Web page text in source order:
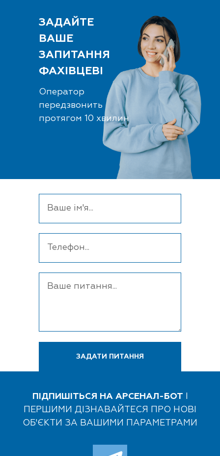
ЗАДАЙТЕ
ВАШЕ
ЗАПИТАННЯ
ФАХІВЦЕВІ
Оператор
передзвонить
протягом 10 хвилин
ПІДПИШІТЬСЯ НА АРСЕНАЛ-БОТ
ПЕРШИМИ ДІЗНАВАЙТЕСЯ ПРО НОВІ
ОБ'ЄКТИ ЗА ВАШИМИ ПАРАМЕТРАМИ